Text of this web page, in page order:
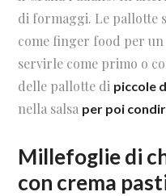
di formaggi. Le pallotte
come finger food per
servirle come primo o
delle pallotte di piccole
nella salsa per poi
Millefoglie di
con crema